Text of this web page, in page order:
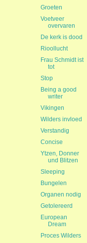
Groeten
Voetveer
overvaren
De kerk is dood
Rioollucht
Frau Schmidt ist
tot
Stop
Being a good
writer
Vikingen
Wilders invloed
Verstandig
Concise
Ytzen, Donner
und Blitzen
Sleeping
Bungelen
Organen nodig
Getolereerd
European
Dream
Proces Wilders